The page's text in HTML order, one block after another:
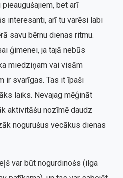
bet arī
interesanti, arī tu varēsi labi
savu bērnu dienas ritmu.
ģimenei, ja tajā nebūs
miedziņam vai visām
ir svarīgas. Tas it īpaši
laiks. Nevajag mēģināt
aktivitāšu nozīmē daudz
nogurušus vecākus dienas
var būt nogurdinošs (ilga